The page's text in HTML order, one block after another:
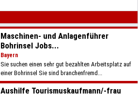
Maschinen- und Anlagenführer
Bohrinsel Jobs...
Bayern
Sie suchen einen sehr gut bezahlten Arbeitsplatz auf
einer Bohrinsel Sie sind branchenfremd...
Aushilfe Tourismuskaufmann/-frau